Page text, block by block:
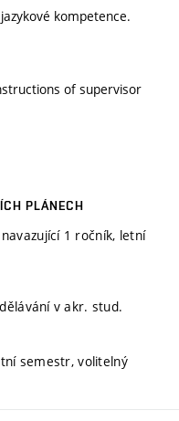
kompetence.
of supervisor
PLÁNECH
1 ročník, letní
v akr. stud.
semestr, volitelný